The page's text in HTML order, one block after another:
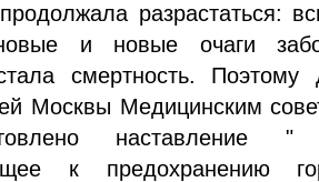
разрастаться:
и новые очаги
смертность. Поэтому
Москвы Медицинским
наставление "
к предохранению